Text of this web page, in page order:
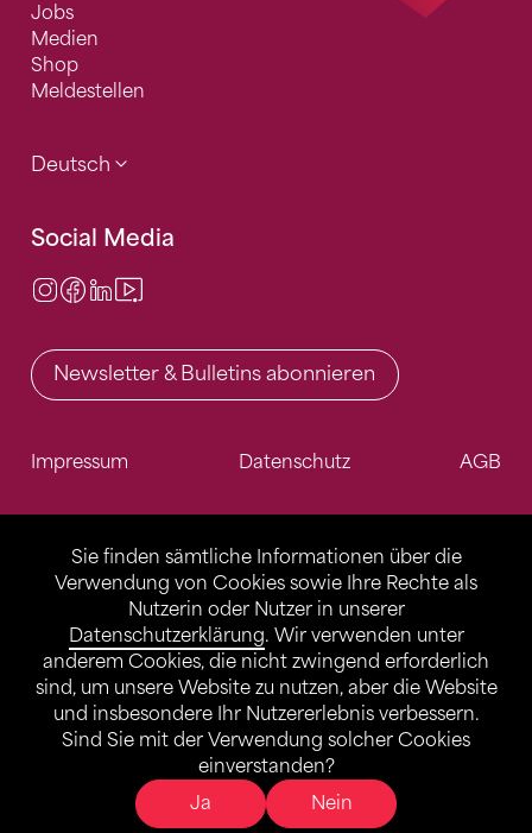
Sie finden sämtliche Informationen über die
Verwendung von Cookies sowie Ihre Rechte als
Nutzerin oder Nutzer in unserer
Datenschutzerklärung. Wir verwenden unter
anderem Cookies, die nicht zwingend erforderlich
sind, um unsere Website zu nutzen, aber die Website
und insbesondere Ihr Nutzererlebnis verbessern.
Sind Sie mit der Verwendung solcher Cookies
einverstanden?
Ja
Nein
Jobs
Medien
Shop
Meldestellen
Deutsch
Social Media
Instagram
Facebook
LinkedIn
Newsletter & Bulletins abonnieren
Impressum Datenschutz AGB